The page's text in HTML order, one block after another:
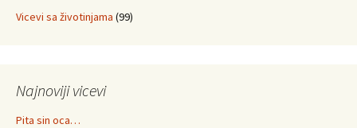
Vicevi sa životinjama (99)
Najnoviji vicevi
Pita sin oca…